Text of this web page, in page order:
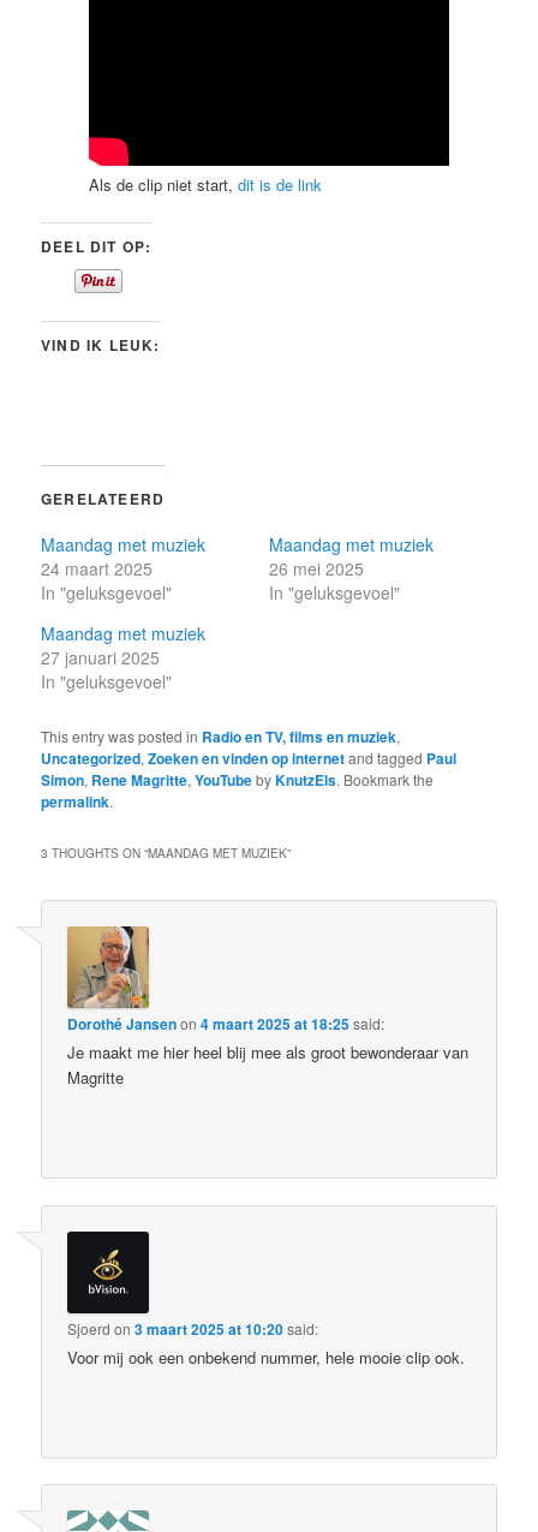
Als de clip niet start,dit is de link
DEEL DIT OP:
VIND IK LEUK:
GERELATEERD
Maandag met muziek
24 maart 2025
In "geluksgevoel"
Maandag met muziek
26 mei 2025
In "geluksgevoel"
Maandag met muziek
27 januari 2025
In "geluksgevoel"
This entry was posted in Radio en TV, films en muziek,
Uncategorized,Zoeken en vinden op internetand tagged Paul
Simon, Rene Magritte,YouTubebyKnutzEls. Bookmark the
permalink.
3 THOUGHTS ON “MAANDAG MET MUZIEK”
Dorothé Jansenon4 maart 2025 at 18:25said:
Je maakt me hier heel blij mee als groot bewonderaar van
Magritte
Sjoerd on3 maart 2025 at 10:20said:
Voor mij ook een onbekend nummer, hele mooie clip ook.